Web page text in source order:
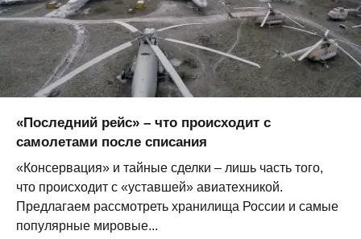
«Последний рейс» – что происходит с
самолетами после списания
«Консервация» и тайные сделки – лишь часть того,
что происходит с «уставшей» авиатехникой.
Предлагаем рассмотреть хранилища России и самые
популярные мировые...